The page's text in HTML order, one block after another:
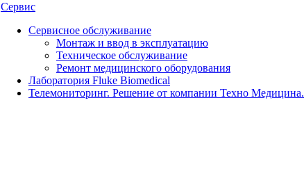
Сервис
Сервисное обслуживание
Монтаж и ввод в эксплуатацию
Техническое обслуживание
Ремонт медицинского оборудования
Лаборатория Fluke Biomedical
Телемониторинг. Решение от компании Техно Медицина.